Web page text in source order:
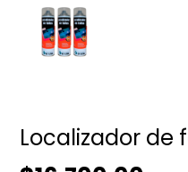
Localizador de